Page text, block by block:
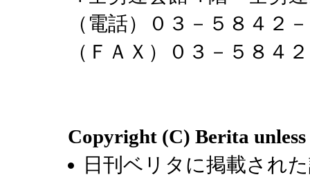
（電話）０３－５８４
（ＦＡＸ）０３－５８
Copyright (C) Berita
日刊ベリタに掲載され